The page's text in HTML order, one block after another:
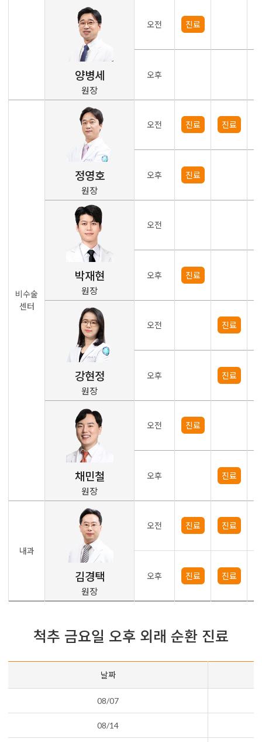
양병세
원장
오전 진료
오후
비수술
센터
정영호
원장
오전 진료 진료
오후 진료
박재현
원장
오전
오후 진료
강현정
원장
오전 진료
오후 진료
채민철
원장
오전 진료
오후 진료
내과
김경택
원장
오전 진료 진료
오후 진료 진료
척추 금요일 오후 외래 순환 진료
날짜
08/07
08/14